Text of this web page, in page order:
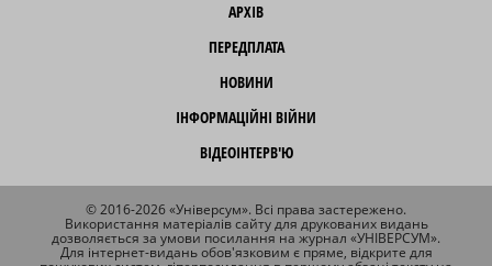
АРХІВ
ПЕРЕДПЛАТА
НОВИНИ
ІНФОРМАЦІЙНІ ВІЙНИ
ВІДЕОІНТЕРВ'Ю
© 2016-2026 «Універсум». Всі права застережено.
Використання матеріалів сайту для друкованих видань
дозволяється за умови посилання на журнал «УНІВЕРСУМ».
Для інтернет-видань обов'язковим є пряме, відкрите для